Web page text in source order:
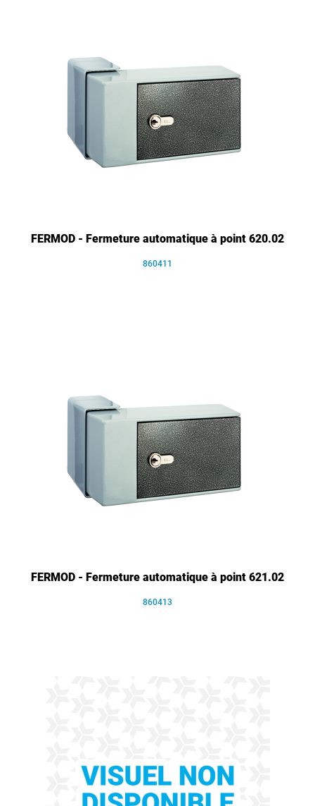
FERMOD - Fermeture automatique à point 620.02
860411
FERMOD - Fermeture automatique à point 621.02
860413